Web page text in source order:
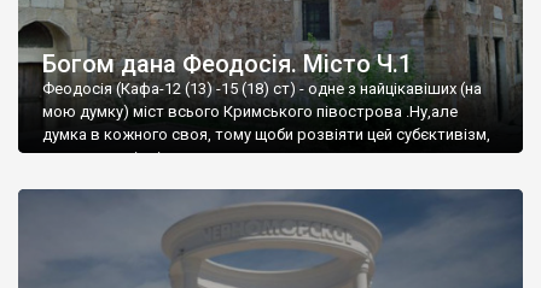
Богом дана Феодосія. Місто Ч.1
Феодосія (Кафа-12 (13) -15 (18) ст) - одне з найцікавіших (на
мою думку) міст всього Кримського півострова .Ну,але
думка в кожного своя, тому щоби розвіяти цей субєктивізм,
запрошую відвідати це